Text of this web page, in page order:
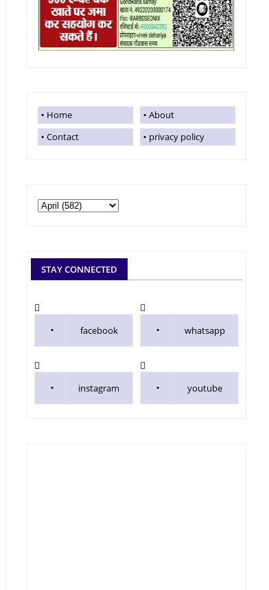
Home
About
Contact
privacy policy
STAY CONNECTED
facebook whatsapp
instagram youtube